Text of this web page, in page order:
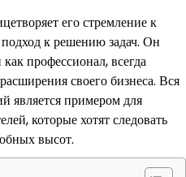
его стремление к
к решению задач. Он
профессионал, всегда
своего бизнеса. Вся
является примером для
которые хотят следовать
высот.